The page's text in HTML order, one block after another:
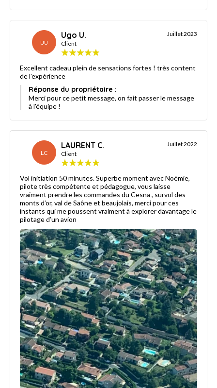
UU
Ugo U.
Client
Juillet 2023
Excellent cadeau plein de sensations fortes ! très content
de l'expérience
Réponse du propriétaire :
Merci pour ce petit message, on fait passer le message
à l'équipe !
LC
LAURENT C.
Client
Juillet 2022
Vol initiation 50 minutes. Superbe moment avec Noémie,
pilote très compétente et pédagogue, vous laisse
vraiment prendre les commandes du Cesna , survol des
monts d’or, val de Saône et beaujolais, merci pour ces
instants qui me poussent vraiment à explorer davantage le
pilotage d’un avion